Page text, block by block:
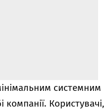
системним
Користувачі,